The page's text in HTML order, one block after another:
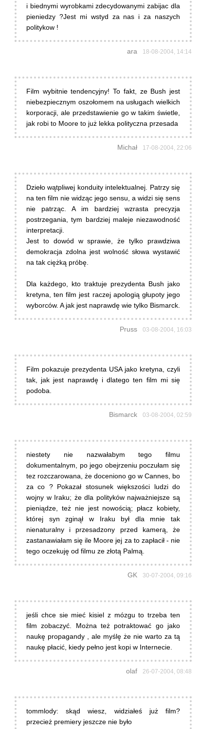
i biednymi wyrobkami zdecydowanymi zabijac dla
pieniedzy ?Jest mi wstyd za nas i za naszych
politykow !
ara 18-08-2004, 14:14
Film wybitnie tendencyjny! To fakt, ze Bush jest
niebezpiecznym oszołomem na usługach wielkich
korporacji, ale przedstawienie go w takim świetle,
jak robi to Moore to już lekka polityczna przesada
Michał 17-08-2004, 22:06
Dzieło wątpliwej konduity intelektualnej. Patrzy się
na ten film nie widząc jego sensu, a widzi się sens
nie patrząc. A im bardziej wzrasta precyzja
postrzegania, tym bardziej maleje niezawodność
interpretacji.
Jest to dowód w sprawie, że tylko prawdziwa
demokracja zdolna jest wolność słowa wystawić
na tak ciężką próbę.
Dla każdego, kto traktuje prezydenta Bush jako
kretyna, ten film jest raczej apologią głupoty jego
wyborców. A jak jest naprawdę wie tylko Bismarck.
Pruss 03-08-2004, 16:03
Film pokazuje prezydenta USA jako kretyna, czyli
tak, jak jest naprawdę i dlatego ten film mi się
podoba.
Bismarck 03-08-2004, 02:59
niestety nie nazwałabym tego filmu
dokumentalnym, po jego obejrzeniu poczułam się
tez rozczarowana, że doceniono go w Cannes, bo
za co ? Pokazał stosunek większości ludzi do
wojny w Iraku; że dla polityków najważniejsze są
pieniądze, też nie jest nowością; płacz kobiety,
której syn zginął w Iraku był dla mnie tak
nienaturalny i przesadzony przed kamerą, że
zastanawiałam się ile Moore jej za to zapłacił - nie
tego oczekuję od filmu ze złotą Palmą.
GK 30-07-2004, 09:16
jeśli chce sie mieć kisiel z mózgu to trzeba ten
film zobaczyć. Można też potraktować go jako
naukę propagandy , ale myślę że nie warto za tą
naukę płacić, kiedy pełno jest kopi w Internecie.
olaf 26-07-2004, 08:48
tommlody: skąd wiesz, widziałeś już film?
przecież premiery jeszcze nie było